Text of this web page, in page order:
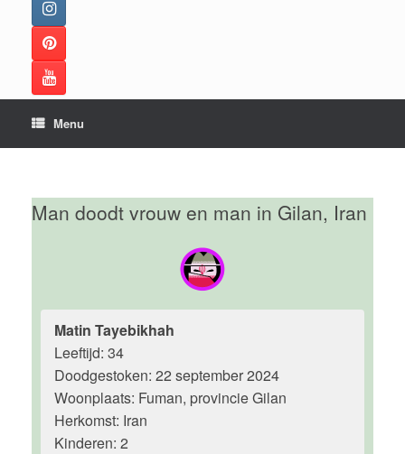
Menu
Man doodt vrouw en man in Gilan, Iran
Matin Tayebikhah
Leeftijd: 34
Doodgestoken: 22 september 2024
Woonplaats: Fuman, provincie Gilan
Herkomst: Iran
Kinderen: 2